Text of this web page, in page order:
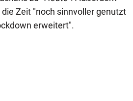
Zeit "noch sinnvoller genutzt
erweitert".